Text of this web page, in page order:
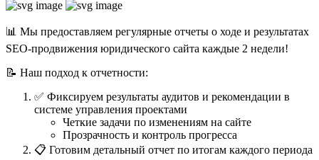
📊 Мы предоставляем регулярные отчеты о ходе и результатах
SEO-продвижения юридического сайта каждые 2 недели!
📝 Наш подход к отчетности:
✅ Фиксируем результаты аудитов и рекомендации в
системе управления проектами
Четкие задачи по изменениям на сайте
Прозрачность и контроль прогресса
📋 Готовим детальный отчет по итогам каждого периода